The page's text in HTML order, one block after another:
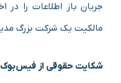
جریان باز اطلاعات را در
مالکیت یک شرکت بزرگ
شکایت حقوقی از فیس‌بوک